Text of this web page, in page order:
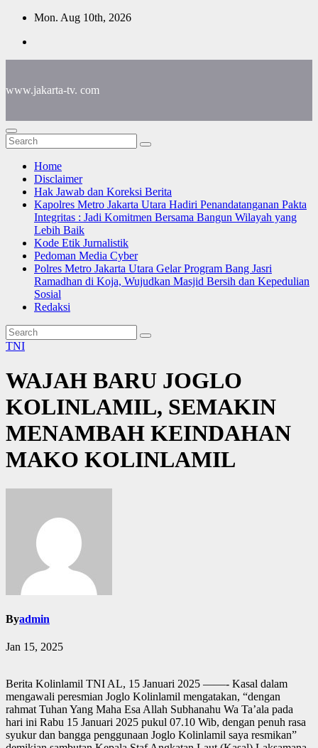
Skip
content
Mon. Aug 10th, 2026
www.jakarta-tv. com
Home
Disclaimer
Hak Jawab dan Koreksi Berita
Kapolres Metro Jakarta Utara Hadiri Penandatanganan Pakta
Integritas : Jadi Komitmen Bersama Bangun Wilayah yang
Lebih Baik
Kode Etik Jurnalistik
Pedoman Media Cyber
Polres Metro Jakarta Utara Gelar Program Bang Jasri
Ramadhan di Koja, Wujudkan Masjid Bersih dan Kepedulian
Sosial
Redaksi
TNI
WAJAH BARU JOGLO
KOLINLAMIL, SEMAKIN
MENAMBAH KEINDAHAN
MAKO KOLINLAMIL
Byadmin
Jan 15, 2025
Berita Kolinlamil TNI AL, 15 Januari 2025 ——- Kasal dalam
mengawali peresmian Joglo Kolinlamil mengatakan, “dengan
rahmat Tuhan Yang Maha Esa Allah Subhanahu Wa Ta’ala pada
hari ini Rabu 15 Januari 2025 pukul 07.10 Wib, dengan penuh rasa
syukur dan bangga penggunaan Joglo Kolinlamil saya resmikan”